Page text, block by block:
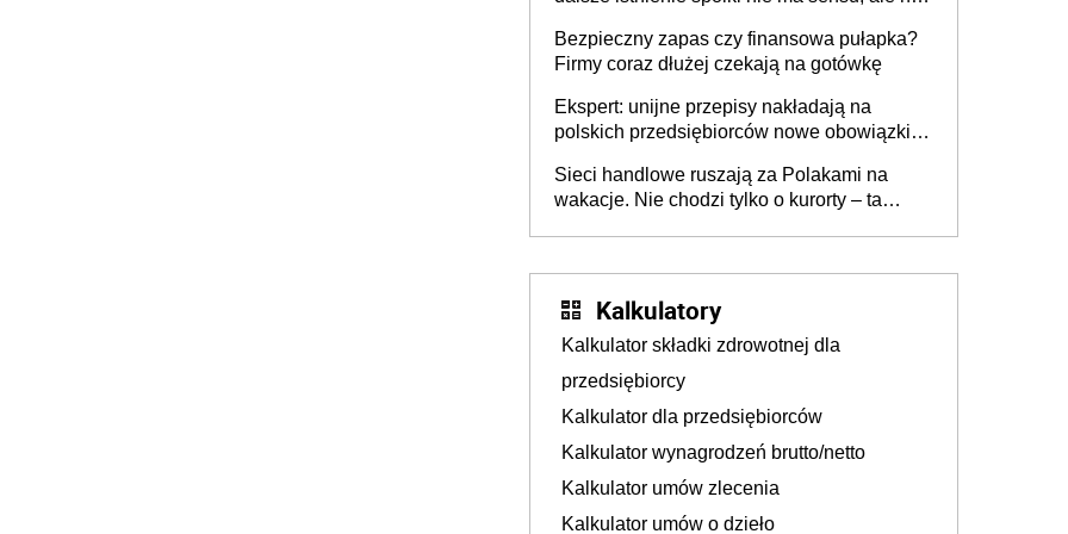
Bezpieczny zapas czy finansowa pułapka?
Firmy coraz dłużej czekają na gotówkę
Ekspert: unijne przepisy nakładają na
polskich przedsiębiorców nowe obowiązki w
Sieci handlowe ruszają za Polakami na
wakacje. Nie chodzi tylko o kurorty – ta
Kalkulatory
Kalkulator składki zdrowotnej dla
przedsiębiorcy
Kalkulator dla przedsiębiorców
Kalkulator wynagrodzeń brutto/netto
Kalkulator umów zlecenia
Kalkulator umów o dzieło